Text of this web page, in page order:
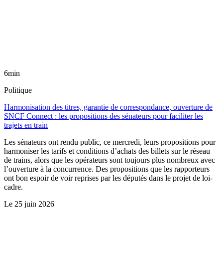
6min
Politique
Harmonisation des titres, garantie de correspondance, ouverture de
SNCF Connect : les propositions des sénateurs pour faciliter les
trajets en train
Les sénateurs ont rendu public, ce mercredi, leurs propositions pour
harmoniser les tarifs et conditions d’achats des billets sur le réseau
de trains, alors que les opérateurs sont toujours plus nombreux avec
l’ouverture à la concurrence. Des propositions que les rapporteurs
ont bon espoir de voir reprises par les députés dans le projet de loi-
cadre.
Le 25 juin 2026